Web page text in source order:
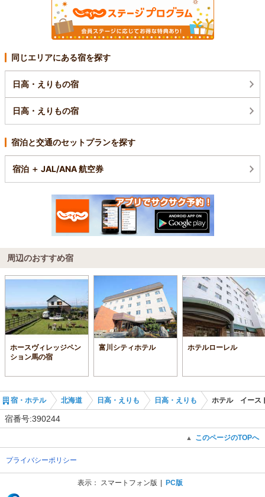
同じエリアにある宿を探す
日高・えりもの宿
日高・えりもの宿
宿泊と交通のセットプランを探す
宿泊 ＋ JAL/ANA 航空券
周辺のおすすめ宿
ホースヴィレッジペン
ション馬の宿
富川シティホテル ホテルローレル
宿・ホテル 北海道 日高・えりも 日高・えりも ホテル イース
宿番号:390244
▲ このページのTOPへ
プライバシーポリシー
表示： スマートフォン版 PC版